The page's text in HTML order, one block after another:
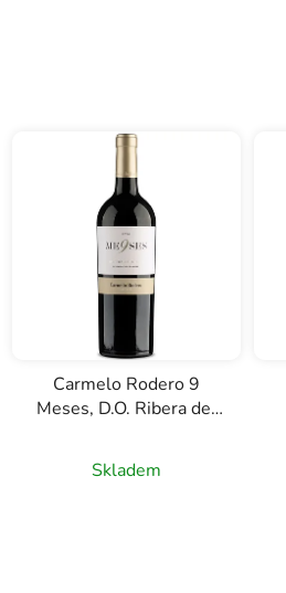
Carmelo Rodero 9
Meses, D.O. Ribera del
0,75l
Skladem